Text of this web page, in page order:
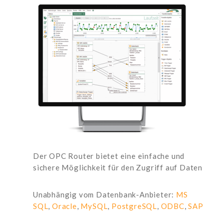
Der OPC Router bietet eine einfache und
sichere Möglichkeit für den Zugriff auf Daten
Unabhängig vom Datenbank-Anbieter: MS
SQL,Oracle, MySQL, PostgreSQL, ODBC,SAP